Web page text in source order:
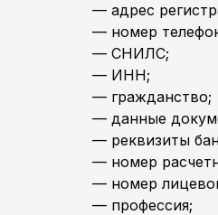
— адрес
— номер
— СНИЛС;
— ИНН;
— гражданство;
— данные
— реквизиты
— номер
— номер
— профессия;